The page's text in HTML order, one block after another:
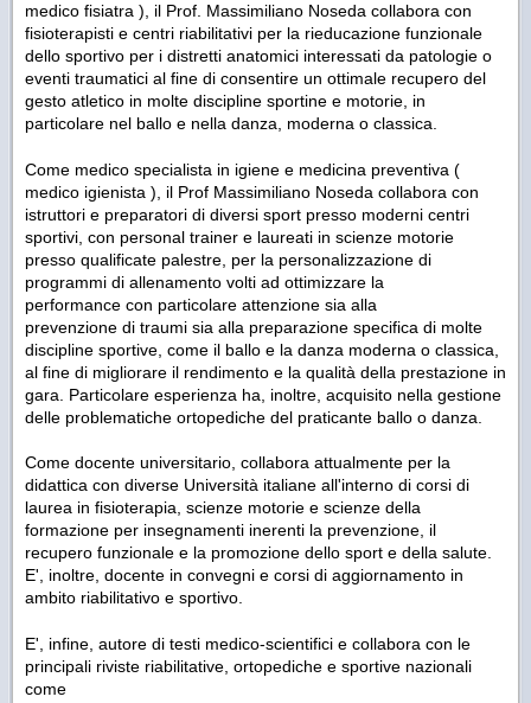
medico fisiatra ), il Prof. Massimiliano Noseda collabora con
fisioterapisti e centri riabilitativi per la rieducazione funzionale
dello sportivo per i distretti anatomici interessati da patologie o
eventi traumatici al fine di consentire un ottimale recupero del
gesto atletico in molte discipline sportine e motorie, in
particolare nel ballo e nella danza, moderna o classica.
Come medico specialista in igiene e medicina preventiva (
medico igienista ), il Prof Massimiliano Noseda collabora con
istruttori e preparatori di diversi sport presso moderni centri
sportivi, con personal trainer e laureati in scienze motorie
presso qualificate palestre, per la personalizzazione di
programmi di allenamento volti ad ottimizzare la
performance con particolare attenzione sia alla
prevenzione di traumi sia alla preparazione specifica di molte
discipline sportive, come il ballo e la danza moderna o classica,
al fine di migliorare il rendimento e la qualità della prestazione in
gara. Particolare esperienza ha, inoltre, acquisito nella gestione
delle problematiche ortopediche del praticante ballo o danza.
Come docente universitario, collabora attualmente per la
didattica con diverse Università italiane all'interno di corsi di
laurea in fisioterapia, scienze motorie e scienze della
formazione per insegnamenti inerenti la prevenzione, il
recupero funzionale e la promozione dello sport e della salute.
E', inoltre, docente in convegni e corsi di aggiornamento in
ambito riabilitativo e sportivo.
E', infine, autore di testi medico-scientifici e collabora con le
principali riviste riabilitative, ortopediche e sportive nazionali
come